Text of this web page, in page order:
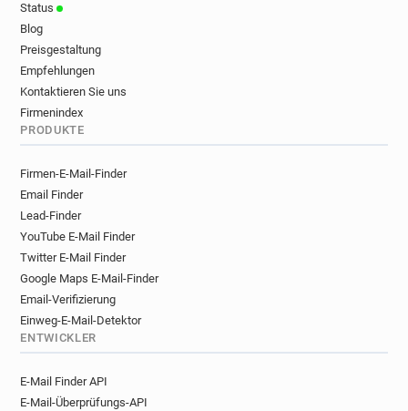
Status
Blog
Preisgestaltung
Empfehlungen
Kontaktieren Sie uns
Firmenindex
PRODUKTE
Firmen-E-Mail-Finder
Email Finder
Lead-Finder
YouTube E-Mail Finder
Twitter E-Mail Finder
Google Maps E-Mail-Finder
Email-Verifizierung
Einweg-E-Mail-Detektor
ENTWICKLER
E-Mail Finder API
E-Mail-Überprüfungs-API